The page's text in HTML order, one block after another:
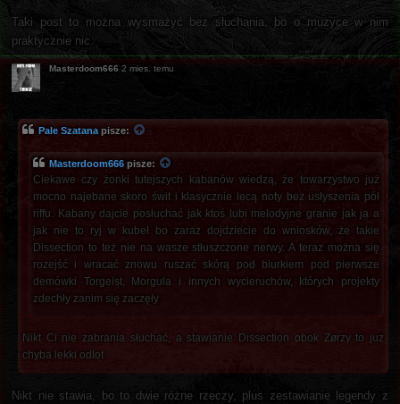
Taki post to można wysmażyć bez słuchania, bo o muzyce w nim
praktycznie nic.
Masterdoom666 2 mies. temu
Pale Szatana pisze:
Masterdoom666 pisze:
Ciekawe czy żonki tutejszych kabanów wiedzą, że towarzystwo już
mocno najebane skoro świt i klasycznie lecą noty bez usłyszenia pół
riffu. Kabany dajcie posłuchać jak ktoś lubi melodyjne granie jak ja a
jak nie to ryj w kubeł bo zaraz dojdziecie do wniosków, że takie
Dissection to też nie na wasze stłuszczone nerwy. A teraz można się
rozejść i wracać znowu ruszać skórą pod biurkiem pod pierwsze
demówki Torgeist, Morgula i innych wycieruchów, których projekty
zdechły zanim się zaczęły
Nikt Ci nie zabrania słuchać, a stawianie Dissection obok Zørzy to juz
chyba lekki odlot
Nikt nie stawia, bo to dwie różne rzeczy, plus zestawianie legendy z